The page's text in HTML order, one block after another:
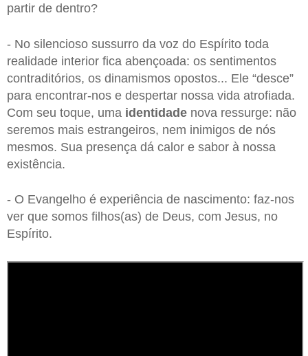
partir de dentro?
- No silencioso sussurro da voz do Espírito toda
realidade interior fica abençoada: os sentimentos
contraditórios, os dinamismos opostos... Ele “desce”
para encontrar-nos e despertar nossa vida atrofiada.
Com seu toque, uma identidade nova ressurge: não
seremos mais estrangeiros, nem inimigos de nós
mesmos. Sua presença dá calor e sabor à nossa
existência.
- O Evangelho é experiência de nascimento: faz-nos
ver que somos filhos(as) de Deus, com Jesus, no
Espírito.